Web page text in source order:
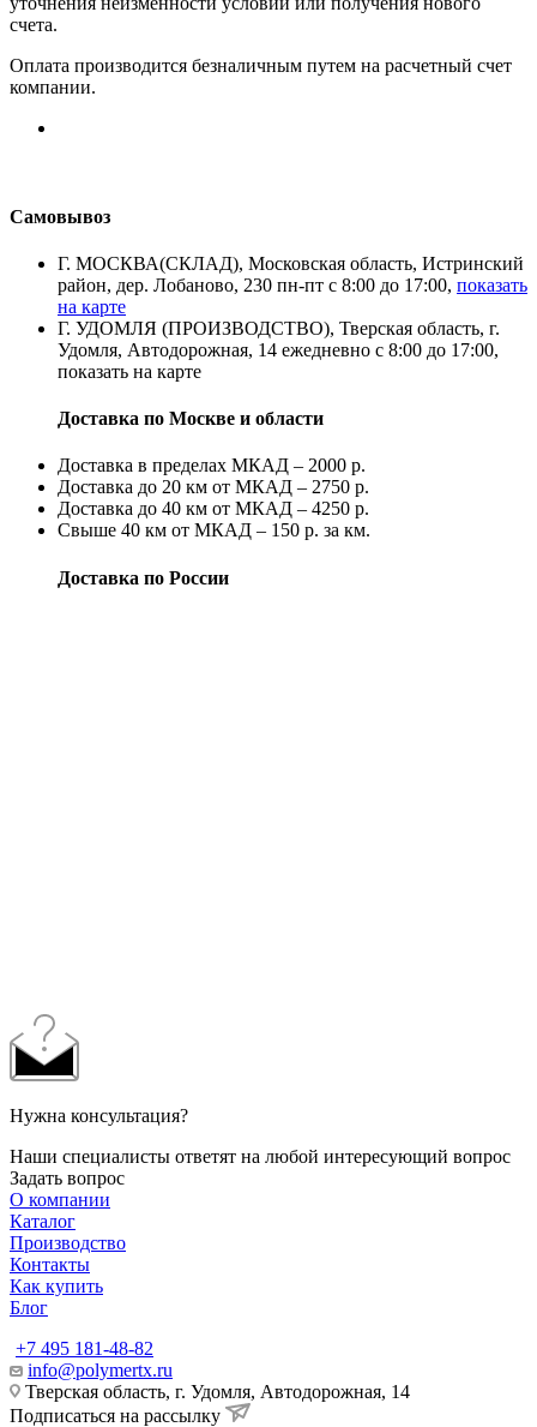
счета.
Оплата производится безналичным путем на расчетный счет
компании.
Самовывоз
Г. МОСКВА(СКЛАД), Московская область, Истринский
район, дер. Лобаново, 230 пн-пт с 8:00 до 17:00, показать
на карте
Г. УДОМЛЯ (ПРОИЗВОДСТВО), Тверская область, г.
Удомля, Автодорожная, 14 ежедневно с 8:00 до 17:00,
показать на карте
Доставка по Москве и области
Доставка в пределах МКАД – 2000 р.
Доставка до 20 км от МКАД – 2750 р.
Доставка до 40 км от МКАД – 4250 р.
Свыше 40 км от МКАД – 150 р. за км.
Доставка по России
Нужна консультация?
Наши специалисты ответят на любой интересующий вопрос
Задать вопрос
О компании
Каталог
Производство
Контакты
Как купить
Блог
+7 495 181-48-82
info@polymertx.ru
Тверская область, г. Удомля, Автодорожная, 14
Подписаться на рассылку